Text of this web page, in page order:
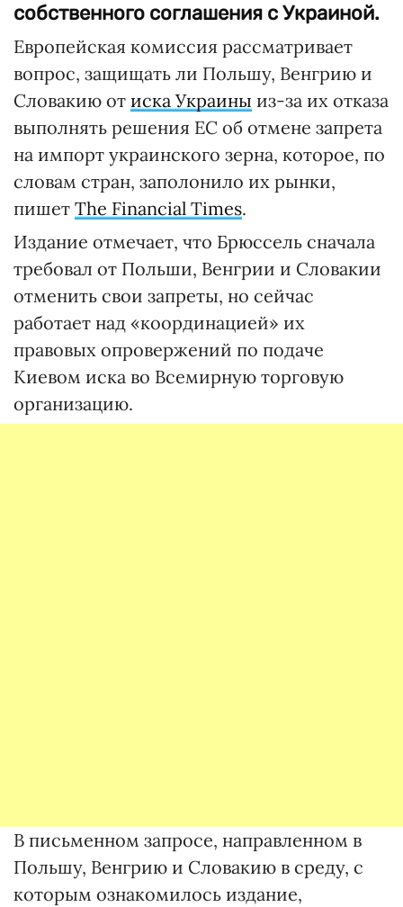
собственного соглашения с Украиной.
Европейская комиссия рассматривает
вопрос, защищать ли Польшу, Венгрию и
Словакию от иска Украины из-за их отказа
выполнять решения ЕС об отмене запрета
на импорт украинского зерна, которое, по
словам стран, заполонило их рынки,
пишет The Financial Times.
Издание отмечает, что Брюссель сначала
требовал от Польши, Венгрии и Словакии
отменить свои запреты, но сейчас
работает над «координацией» их
правовых опровержений по подаче
Киевом иска во Всемирную торговую
организацию.
В письменном запросе, направленном в
Польшу, Венгрию и Словакию в среду, с
которым ознакомилось издание,